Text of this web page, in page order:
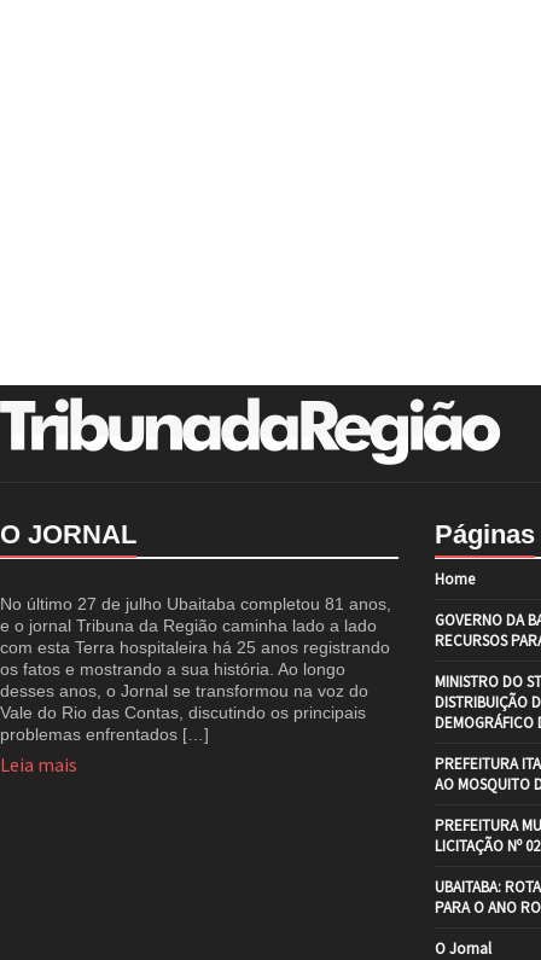
O JORNAL
No último 27 de julho Ubaitaba completou 81 anos,
e o jornal Tribuna da Região caminha lado a lado
com esta Terra hospitaleira há 25 anos registrando
os fatos e mostrando a sua história. Ao longo
desses anos, o Jornal se transformou na voz do
Vale do Rio das Contas, discutindo os principais
problemas enfrentados […]
Leia mais
Páginas
Home
GOVERNO DA
RECURSOS
MINISTRO DO
DISTRIBUIÇÃO
DEMOGRÁFICO
PREFEITURA
AO MOSQUITO
PREFEITURA
LICITAÇÃO Nº
UBAITABA:
PARA O ANO
O Jornal